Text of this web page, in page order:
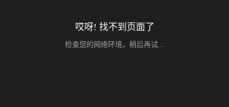
哎呀! 找不到页面了
检查您的网络环境，稍后再试...